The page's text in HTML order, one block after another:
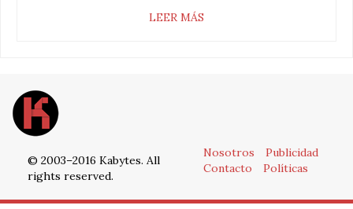
LEER MÁS
© 2003–2016 Kabytes. All
rights reserved.
Nosotros
Publicidad
Contacto
Políticas